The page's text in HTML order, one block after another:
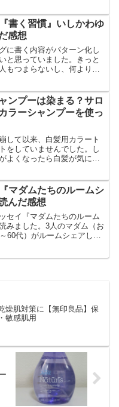
解しながら少しずつ前に進
いました。
書く習慣』いしかわゆ
感想
に書く内容がパターン化し
と思っていました。きっと
もつまらないし、何より書
ら自分のモヤモヤを言葉に
した。
ンプーは染まる？サロ
ラーシャンプーを使っ
して以来、白髪用カラート
をしていませんでした。し
よくなったら白髪が気にな
だったのでトリートメント
とにしました。
マダムたちのルームシ
んだ感想
セイ『マダムたちのルーム
みました。3人のマダム（お
60代）がルームシェアして
燥肌対策に【無印良品】保
敏感肌用